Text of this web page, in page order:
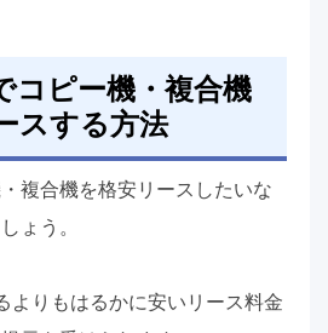
コピー機・複合機
スする方法
複合機を格安リースしたいな
ょう。
よりもはるかに安いリース料金